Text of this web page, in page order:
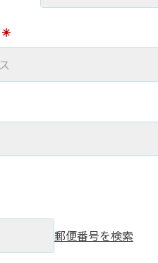
郵便番号を検索